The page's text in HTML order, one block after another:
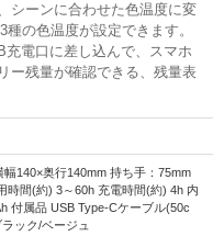
シーンに合わせた色温度に変
の色温度が設定できます。
電口に差し込んで、スマホ
ー残量が確認できる、残量表
140×奥行140mm 持ち手：75mm
時間(約) 3～60h 充電時間(約) 4h 内
付属品 USB Type-Cケーブル(50c
ック/ベージュ